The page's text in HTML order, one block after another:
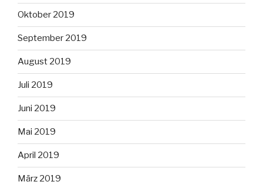
Oktober 2019
September 2019
August 2019
Juli 2019
Juni 2019
Mai 2019
April 2019
März 2019